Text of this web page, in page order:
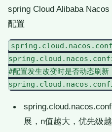
spring Cloud Alibaba
配置
#配置发生改变时是否动态刷
展，n值越大，优先级